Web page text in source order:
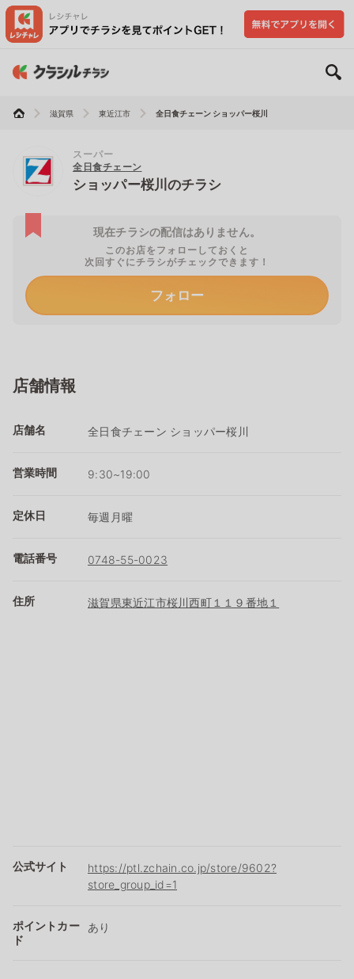
滋賀県 東近江市 全日食チェーン ショッパー桜川
スーパー
全日食チェーン
ショッパー桜川のチラシ
現在チラシの配信はありません。
このお店をフォローしておくと
次回すぐにチラシがチェックできます！
フォロー
店舗情報
店舗名 全日食チェーン ショッパー桜川
営業時間 9:30~19:00
定休日 毎週月曜
電話番号 0748-55-0023
住所 滋賀県東近江市桜川西町１１９番地１
公式サイト
https://ptl.zchain.co.jp/store/9602?
store_group_id=1
ポイントカー
ド
あり